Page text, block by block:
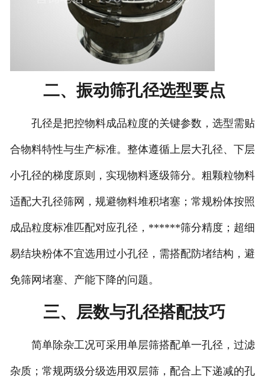
二、振动筛孔径选型要点
孔径是把控物料成品粒度的关键参数，选型需贴
合物料特性与生产标准。整体遵循上层大孔径、下层
小孔径的梯度原则，实现物料逐级筛分。粗颗粒物料
适配大孔径筛网，规避物料堆积堵塞；常规粉体按照
成品粒度标准匹配对应孔径，******筛分精度；超细
易结块粉体不宜选用过小孔径，需搭配防堵结构，避
免筛网堵塞、产能下降的问题。
三、层数与孔径搭配技巧
简单除杂工况可采用单层筛搭配单一孔径，过滤
杂质；常规两级分级选用双层筛，配合上下递减的孔